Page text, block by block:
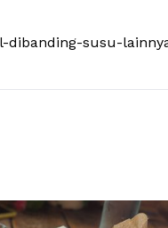
dibanding-susu-